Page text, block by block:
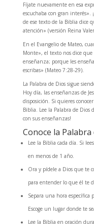
Fíjate nuevamente en esa
escuchaba con gran interés».
de ese texto de la Biblia dice
atención» (versión Reina
En el Evangelio de Mateo,
Monte», el texto nos dice
enseñanza; porque les
escribas» (Mateo 7:28-29).
La Palabra de Dios sigue
Hoy día, las enseñanzas de
disposición. Si quieres
Biblia. Lee la Palabra de
con sus enseñanzas!
Conoce la Palabra
Lee la Biblia cada día. Si
en menos de 1 año.
Ora y pídele a Dios que te
para entender lo que él te
Separa una hora específica
Escoge un lugar donde te
Lee la Biblia en oración